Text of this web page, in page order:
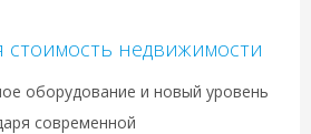
стоимость недвижимости
оборудование и новый уровень
современной